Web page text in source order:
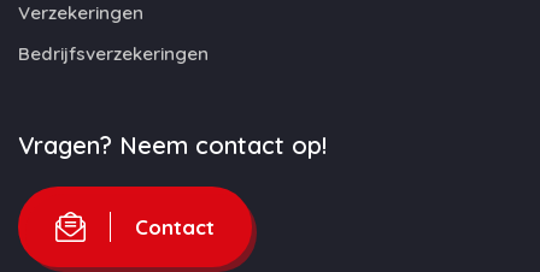
Verzekeringen
Bedrijfsverzekeringen
Vragen? Neem contact op!
Contact